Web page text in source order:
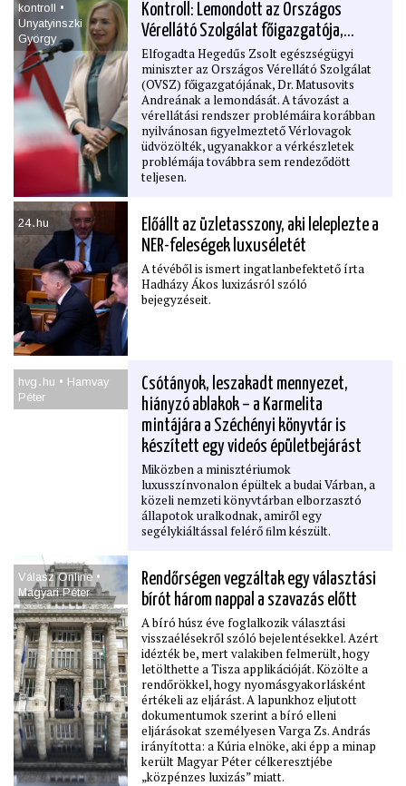
kontroll •
Unyatyinszki
György
Kontroll: Lemondott az Országos
Vérellátó Szolgálat főigazgatója,…
Elfogadta Hegedűs Zsolt egészségügyi
miniszter az Országos Vérellátó Szolgálat
(OVSZ) főigazgatójának, Dr. Matusovits
Andreának a lemondását. A távozást a
vérellátási rendszer problémáira korábban
nyilvánosan ﬁgyelmeztető Vérlovagok
üdvözölték, ugyanakkor a vérkészletek
problémája továbbra sem rendeződött
teljesen.
24․hu
Előállt az üzletasszony, aki leleplezte a
NER-feleségek luxuséletét
A tévéből is ismert ingatlanbefektető írta
Hadházy Ákos luxizásról szóló
bejegyzéseit.
hvg․hu • Hamvay
Péter
Csótányok, leszakadt mennyezet,
hiányzó ablakok – a Karmelita
mintájára a Széchényi könyvtár is
készített egy videós épületbejárást
Miközben a minisztériumok
luxusszínvonalon épültek a budai Várban, a
közeli nemzeti könyvtárban elborzasztó
állapotok uralkodnak, amiről egy
segélykiáltással felérő ﬁlm készült.
Válasz Online •
Magyari Péter
Rendőrségen vegzáltak egy választási
bírót három nappal a szavazás előtt
A bíró húsz éve foglalkozik választási
visszaélésekről szóló bejelentésekkel. Azért
idézték be, mert valakiben felmerült, hogy
letölthette a Tisza applikációját. Közölte a
rendőrökkel, hogy nyomásgyakorlásként
értékeli az eljárást. A lapunkhoz eljutott
dokumentumok szerint a bíró elleni
eljárásokat személyesen Varga Zs. András
irányította: a Kúria elnöke, aki épp a minap
került Magyar Péter célkeresztjébe
„közpénzes luxizás” miatt.